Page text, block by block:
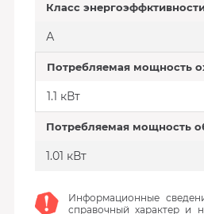
Класс
А
Потребляемая мощность
1.1 кВт
Потребляемая мощность
1.01 кВт
Информационные
справочный характер и